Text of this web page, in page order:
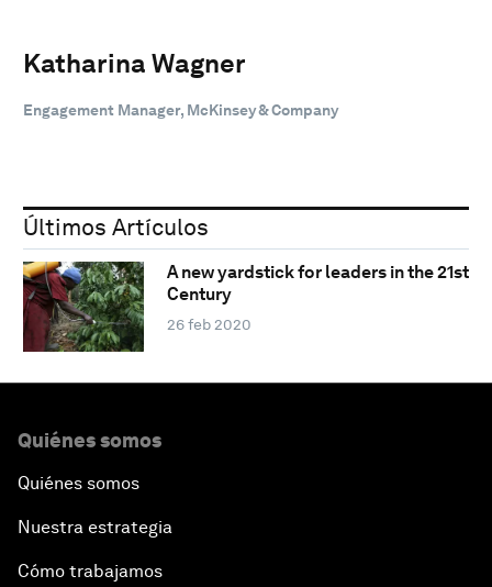
Katharina Wagner
Engagement Manager, McKinsey & Company
Últimos Artículos
A new yardstick for leaders in the 21st
Century
26 feb 2020
Quiénes somos
Quiénes somos
Nuestra estrategia
Cómo trabajamos